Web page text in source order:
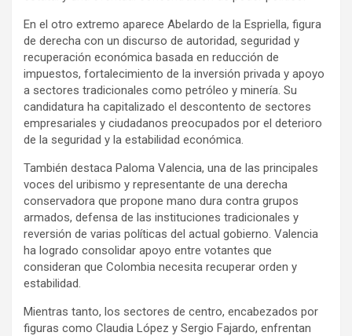
En el otro extremo aparece Abelardo de la Espriella, figura
de derecha con un discurso de autoridad, seguridad y
recuperación económica basada en reducción de
impuestos, fortalecimiento de la inversión privada y apoyo
a sectores tradicionales como petróleo y minería. Su
candidatura ha capitalizado el descontento de sectores
empresariales y ciudadanos preocupados por el deterioro
de la seguridad y la estabilidad económica.
También destaca Paloma Valencia, una de las principales
voces del uribismo y representante de una derecha
conservadora que propone mano dura contra grupos
armados, defensa de las instituciones tradicionales y
reversión de varias políticas del actual gobierno. Valencia
ha logrado consolidar apoyo entre votantes que
consideran que Colombia necesita recuperar orden y
estabilidad.
Mientras tanto, los sectores de centro, encabezados por
figuras como Claudia López y Sergio Fajardo, enfrentan